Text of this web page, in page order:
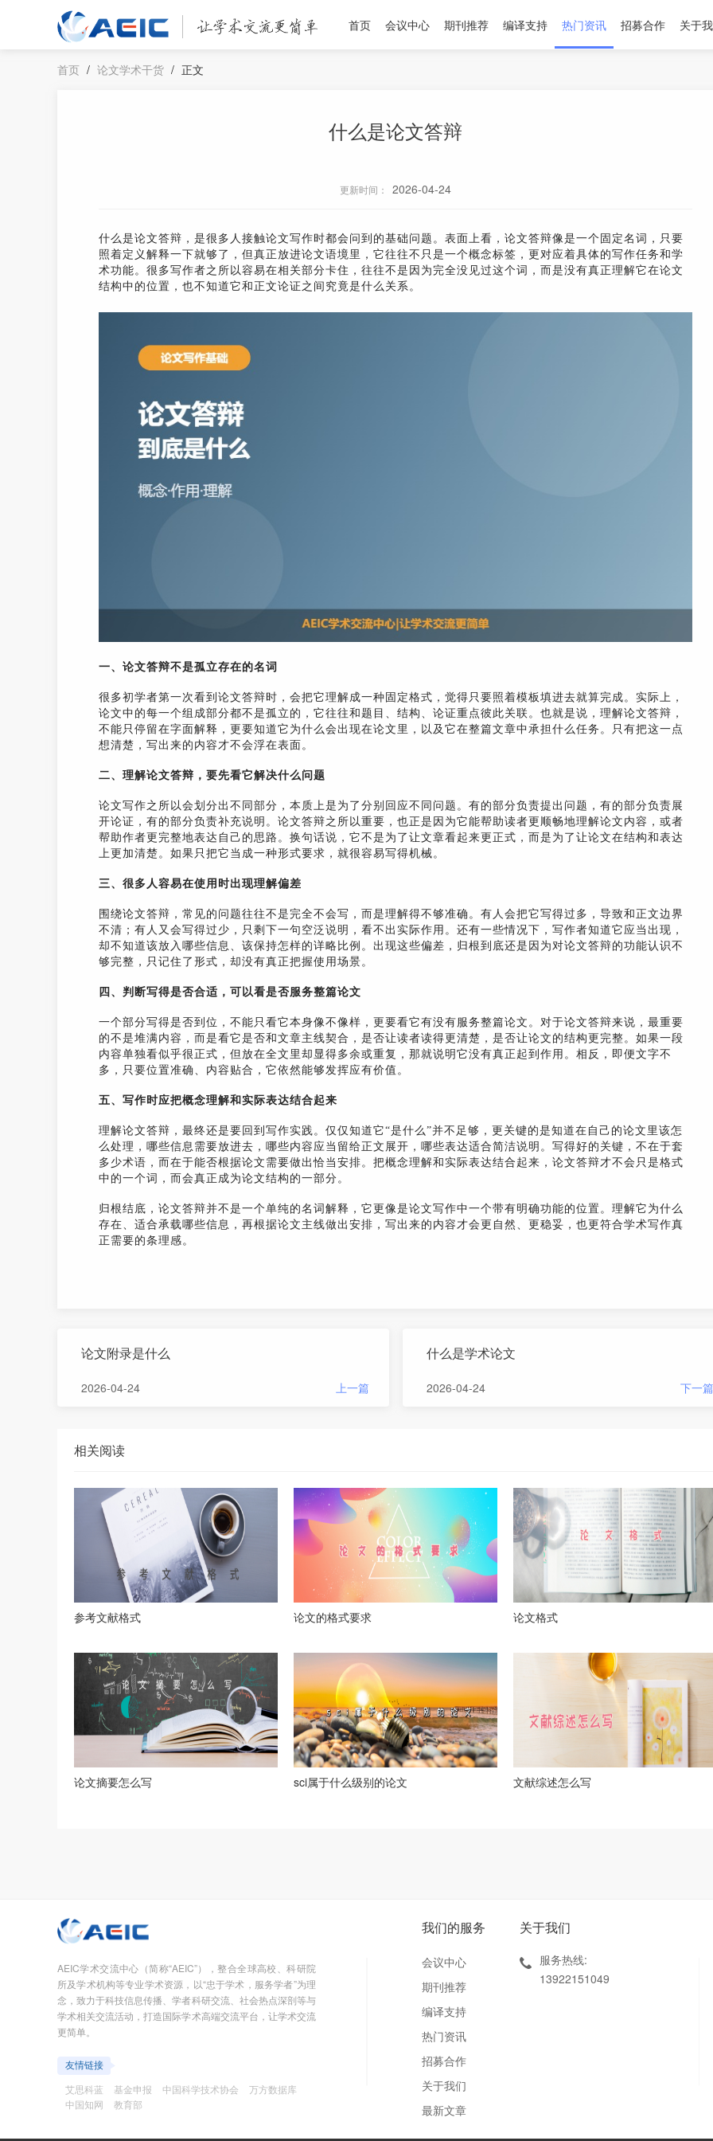
首页 会议中心 期刊推荐 编译支持 热门资讯 招募合作 关于
首页 / 论文学术干货 / 正文
什么是论文答辩
更新时间： 2026-04-24
什么是论文答辩，是很多人接触论文写作时都会问到的基础问题。表面上看，论文答辩像是一个固定名词，只要
照着定义解释一下就够了，但真正放进论文语境里，它往往不只是一个概念标签，更对应着具体的写作任务和学
术功能。很多写作者之所以容易在相关部分卡住，往往不是因为完全没见过这个词，而是没有真正理解它在论文
结构中的位置，也不知道它和正文论证之间究竟是什么关系。
一、论文答辩不是孤立存在的名词
很多初学者第一次看到论文答辩时，会把它理解成一种固定格式，觉得只要照着模板填进去就算完成。实际上，
论文中的每一个组成部分都不是孤立的，它往往和题目、结构、论证重点彼此关联。也就是说，理解论文答辩，
不能只停留在字面解释，更要知道它为什么会出现在论文里，以及它在整篇文章中承担什么任务。只有把这一点
想清楚，写出来的内容才不会浮在表面。
二、理解论文答辩，要先看它解决什么问题
论文写作之所以会划分出不同部分，本质上是为了分别回应不同问题。有的部分负责提出问题，有的部分负责展
开论证，有的部分负责补充说明。论文答辩之所以重要，也正是因为它能帮助读者更顺畅地理解论文内容，或者
帮助作者更完整地表达自己的思路。换句话说，它不是为了让文章看起来更正式，而是为了让论文在结构和表达
上更加清楚。如果只把它当成一种形式要求，就很容易写得机械。
三、很多人容易在使用时出现理解偏差
围绕论文答辩，常见的问题往往不是完全不会写，而是理解得不够准确。有人会把它写得过多，导致和正文边界
不清；有人又会写得过少，只剩下一句空泛说明，看不出实际作用。还有一些情况下，写作者知道它应当出现，
却不知道该放入哪些信息、该保持怎样的详略比例。出现这些偏差，归根到底还是因为对论文答辩的功能认识不
够完整，只记住了形式，却没有真正把握使用场景。
四、判断写得是否合适，可以看是否服务整篇论文
一个部分写得是否到位，不能只看它本身像不像样，更要看它有没有服务整篇论文。对于论文答辩来说，最重要
的不是堆满内容，而是看它是否和文章主线契合，是否让读者读得更清楚，是否让论文的结构更完整。如果一段
内容单独看似乎很正式，但放在全文里却显得多余或重复，那就说明它没有真正起到作用。相反，即便文字不
多，只要位置准确、内容贴合，它依然能够发挥应有价值。
五、写作时应把概念理解和实际表达结合起来
理解论文答辩，最终还是要回到写作实践。仅仅知道它“是什么”并不足够，更关键的是知道在自己的论文里该怎
么处理，哪些信息需要放进去，哪些内容应当留给正文展开，哪些表达适合简洁说明。写得好的关键，不在于套
多少术语，而在于能否根据论文需要做出恰当安排。把概念理解和实际表达结合起来，论文答辩才不会只是格式
中的一个词，而会真正成为论文结构的一部分。
归根结底，论文答辩并不是一个单纯的名词解释，它更像是论文写作中一个带有明确功能的位置。理解它为什么
存在、适合承载哪些信息，再根据论文主线做出安排，写出来的内容才会更自然、更稳妥，也更符合学术写作真
正需要的条理感。
论文附录是什么
2026-04-24 上一篇
什么是学术论文
2026-04-24 下一篇
相关阅读
参考文献格式 论文的格式要求 论文格式
论文摘要怎么写 sci属于什么级别的论文 文献综述怎么写
AEIC学术交流中心（简称“AEIC”），整合全球高校、科研院
所及学术机构等专业学术资源，以“忠于学术，服务学者”为理
念，致力于科技信息传播、学者科研交流、社会热点深剖等与
学术相关交流活动，打造国际学术高端交流平台，让学术交流
更简单。
友情链接
艾思科蓝
基金申报 中国科学技术协会
万方数据库
中国知网
教育部
我们的服务
会议中心
期刊推荐
编译支持
热门资讯
招募合作
关于我们
最新文章
关于我们
服务热线:
13922151049